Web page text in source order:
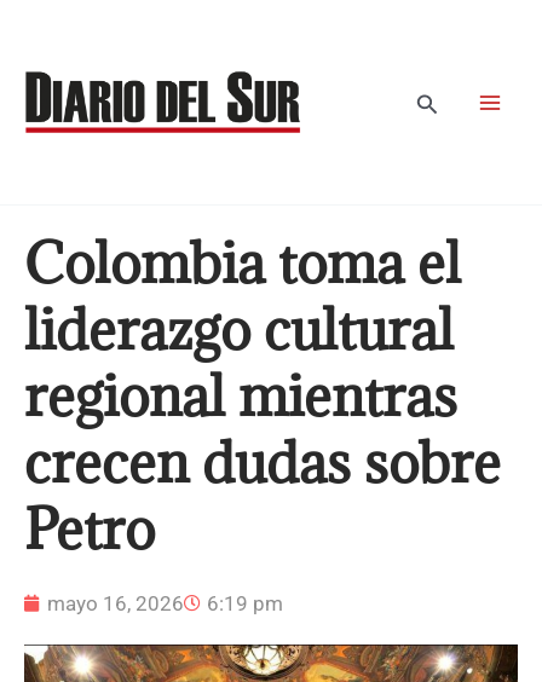
contenido
Buscar
Colombia toma el
liderazgo cultural
regional mientras
crecen dudas sobre
Petro
mayo 16, 2026 6:19 pm